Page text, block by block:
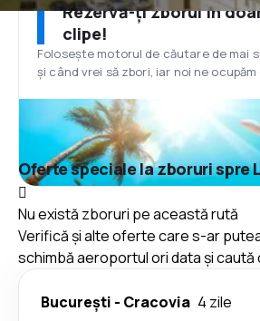
Rezervă-ți zborul în
clipe!
Folosește motorul de căutare de mai
și când vrei să zbori, iar noi ne
Oferte speciale la zboruri spre
Nu există zboruri pe această rută
Verifică și alte oferte care s-ar
schimbă aeroportul ori data și caută
București - Cracovia 4 zile